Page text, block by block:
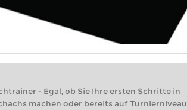
- Egal, ob Sie Ihre ersten Schritte in
machen oder bereits auf Turnierniveau